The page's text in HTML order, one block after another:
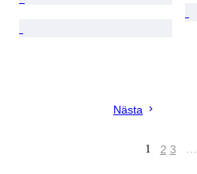
Nästa
1 2 3 …